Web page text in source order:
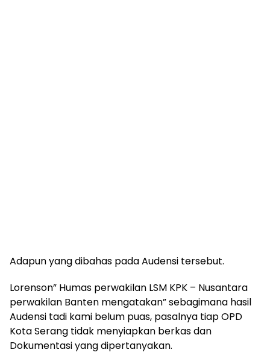
Adapun yang dibahas pada Audensi tersebut.
Lorenson” Humas perwakilan LSM KPK – Nusantara
perwakilan Banten mengatakan” sebagimana hasil
Audensi tadi kami belum puas, pasalnya tiap OPD
Kota Serang tidak menyiapkan berkas dan
Dokumentasi yang dipertanyakan.